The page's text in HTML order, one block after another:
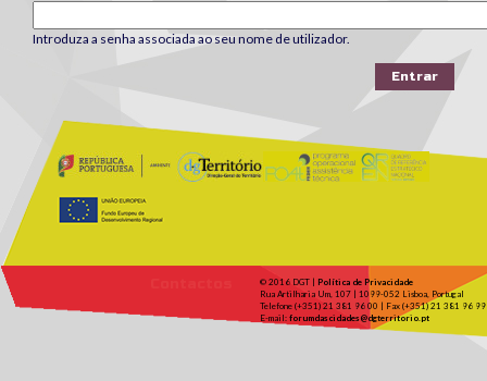
Introduza a senha associada ao seu nome de utilizador.
© 2016 DGT | Política de Privacidade
Rua Artilharia Um, 107 | 1099-052 Lisboa, Portugal
Telefone (+351) 21 381 96 00 | Fax (+351) 21 381 96 99
E-mail: forumdascidades@dgterritorio.pt